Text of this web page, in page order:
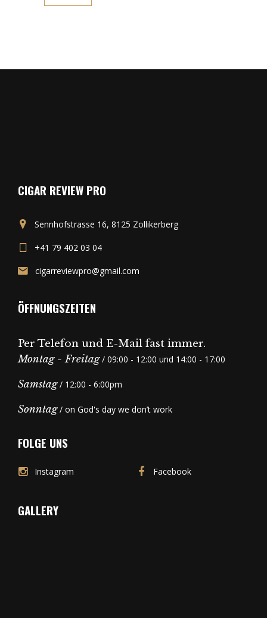
CIGAR REVIEW PRO
Sennhofstrasse 16, 8125 Zollikerberg
+41 79 402 03 04
cigarreviewpro@gmail.com
ÖFFNUNGSZEITEN
Per Telefon und E-Mail fast immer.
Montag - Freitag/ 09:00 - 12:00 und 14:00 - 17:00
Samstag/ 12:00 - 6:00pm
Sonntag/ on God's day we don’t work
FOLGE UNS
Instagram Facebook
GALLERY